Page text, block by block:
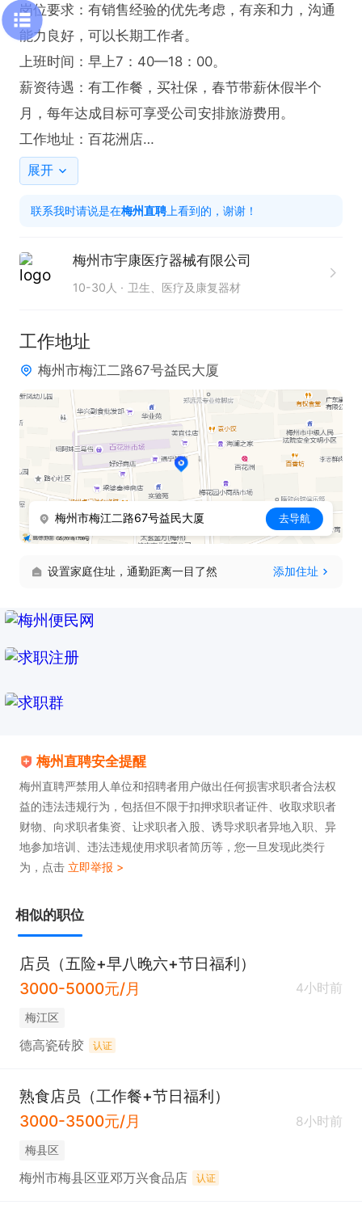
岗位要求：有销售经验的优先考虑，有亲和力，沟通
能力良好，可以长期工作者。
上班时间：早上7：40—18：00。
薪资待遇：有工作餐，买社保，春节带薪休假半个
月，每年达成目标可享受公司安排旅游费用。
工作地址：百花洲店
欢迎投递简历后电话联系，请说是在【梅州直聘】看
到的，谢谢！
展开
联系我时请说是在梅州直聘 上看到的，谢谢！
梅州市宇康医疗器械有限公司
10-30人 卫生、医疗及康复器材
工作地址
梅州市梅江二路67号益民大厦
梅州市梅江二路67号益民大厦 去导航
设置家庭住址，通勤距离一目了然 添加住址
梅州直聘安全提醒
梅州直聘严禁用人单位和招聘者用户做出任何损害求职者合法权
益的违法违规行为，包括但不限于扣押求职者证件、收取求职者
财物、向求职者集资、让求职者入股、诱导求职者异地入职、异
地参加培训、违法违规使用求职者简历等，您一旦发现此类行
为，点击 立即举报 >
相似的职位
店员（五险+早八晚六+节日福利）
3000-5000元/月
4小时前
梅江区
德高瓷砖胶 认证
熟食店员（工作餐+节日福利）
3000-3500元/月
8小时前
梅县区
梅州市梅县区亚邓万兴食品店 认证